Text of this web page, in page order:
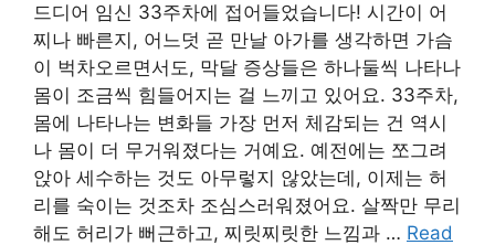
드디어 임신 33주차에 접어들었습니다! 시간이 어
찌나 빠른지, 어느덧 곧 만날 아가를 생각하면 가슴
이 벅차오르면서도, 막달 증상들은 하나둘씩 나타나
몸이 조금씩 힘들어지는 걸 느끼고 있어요. 33주차,
몸에 나타나는 변화들 가장 먼저 체감되는 건 역시
나 몸이 더 무거워졌다는 거예요. 예전에는 쪼그려
앉아 세수하는 것도 아무렇지 않았는데, 이제는 허
리를 숙이는 것조차 조심스러워졌어요. 살짝만 무리
해도 허리가 뻐근하고, 찌릿찌릿한 느낌과 … Read